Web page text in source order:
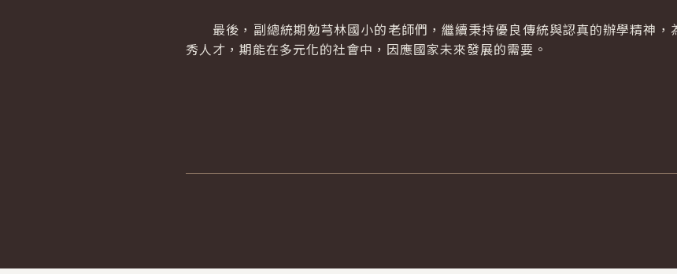
最後，副總統期勉芎林國小的老師們，繼續秉持優良傳統與認真的辦學精神，
秀人才，期能在多元化的社會中，因應國家未來發展的需要。